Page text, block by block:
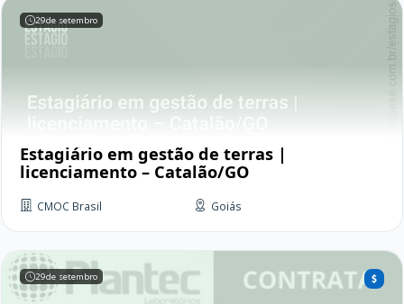
29de setembro
Estagiário em gestão de terras |
licenciamento – Catalão/GO
CMOC Brasil Goiás
29de setembro